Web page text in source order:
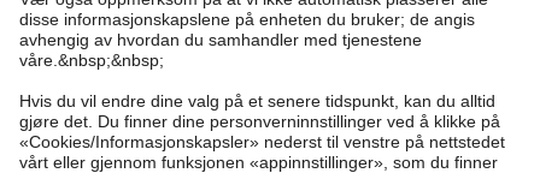
Vanlige spørsmål
Bestilling
Kontakt oss
Logg inn
Kappahl Club
Medlemsvilkår
Om oss
Bærekraft
Vilkår & retningslinjer
Kjøpsvilkår
Mer fra oss